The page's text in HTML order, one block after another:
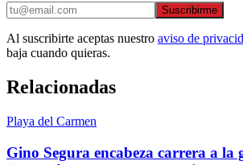
Suscribirme
Al suscribirte aceptas nuestro aviso de
baja cuando quieras.
Relacionadas
Playa del Carmen
Gino Segura encabeza carrera a